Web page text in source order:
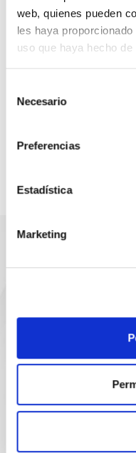
web, quienes pueden
les haya
uso que haya hecho
Necesario
Preferencias
Estadística
Marketing
Bajo costo de
¿Cómo
Ultra a
la
activos